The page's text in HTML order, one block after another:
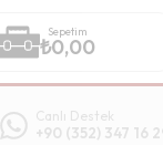
Sepetim
₺0,00
Canlı Destek
+90 (352) 347 16